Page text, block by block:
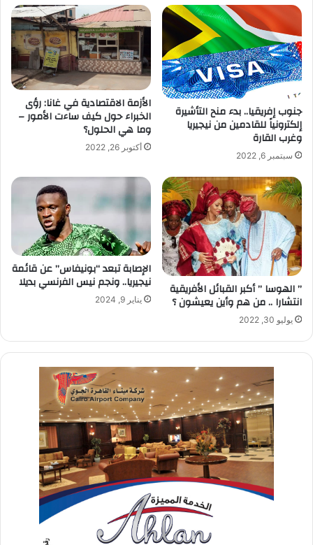
جنوب إفريقيا.. بدء منح التأشيرة
إلكترونياً للقادمين من نيجيريا
وغرب القارة
سبتمبر 6, 2022
الأزمة الاقتصادية في غانا: رؤى
الخبراء حول كيف ساءت الأمور –
وما هي الحلول؟
أكتوبر 26, 2022
” الهوسا ” أكبر القبائل الأفريقية
انتشارا .. من هم وأين يعيشون ؟
يوليو 30, 2022
الإصابة تبعد “بونيفاس” عن قائمة
نيجيريا.. ونجم نيس الفرنسي بديلا
يناير 9, 2024